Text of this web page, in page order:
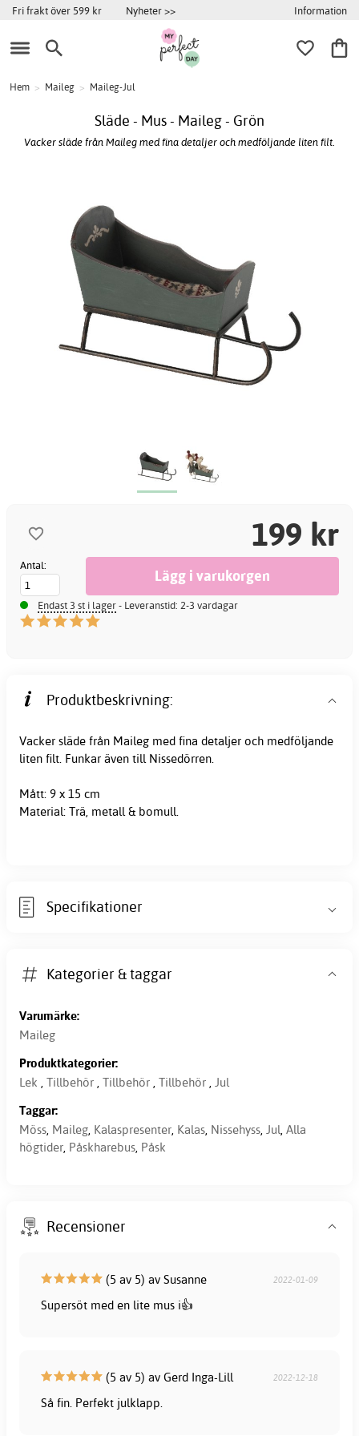
Fri frakt över 599 kr Nyheter >> Information
Hem > Maileg > Maileg-Jul
Släde - Mus - Maileg - Grön
Vacker släde från Maileg med fina detaljer och medföljande liten filt.
199 kr
Antal:
Endast 3 st i lager- Leveranstid: 2-3 vardagar
Produktbeskrivning:
Vacker släde från Maileg med fina detaljer och medföljande
liten filt. Funkar även till Nissedörren.
Mått: 9 x 15 cm
Material: Trä, metall & bomull.
Specifikationer
Kategorier & taggar
Varumärke:
Maileg
Produktkategorier:
Lek , Tillbehör , Tillbehör , Tillbehör , Jul
Taggar:
Möss, Maileg, Kalaspresenter, Kalas, Nissehyss, Jul, Alla
högtider, Påskharebus, Påsk
Recensioner
(5 av 5) av Susanne 2022-01-09
Supersöt med en lite mus i👍
(5 av 5) av Gerd Inga-Lill 2022-12-18
Så fin. Perfekt julklapp.